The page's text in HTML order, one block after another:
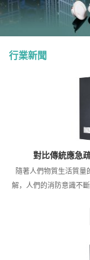
行業新聞
對比傳統應急
隨著人們物質生活質量
解，人們的消防意識不
求了，因此智能消防應
多場所的應用是